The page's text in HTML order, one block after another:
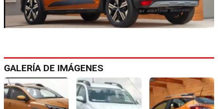
GALERÍA DE IMÁGENES